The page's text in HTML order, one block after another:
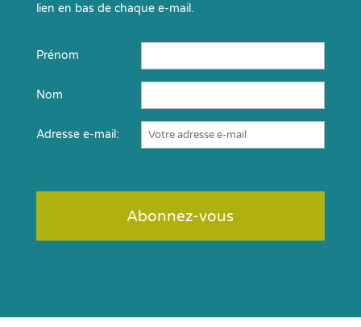
lien en bas de chaque e-mail.
Prénom
Nom
Adresse e-mail: